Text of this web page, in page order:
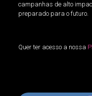
campanhas de alto
preparado para o futuro.
Quer ter acesso a nossa